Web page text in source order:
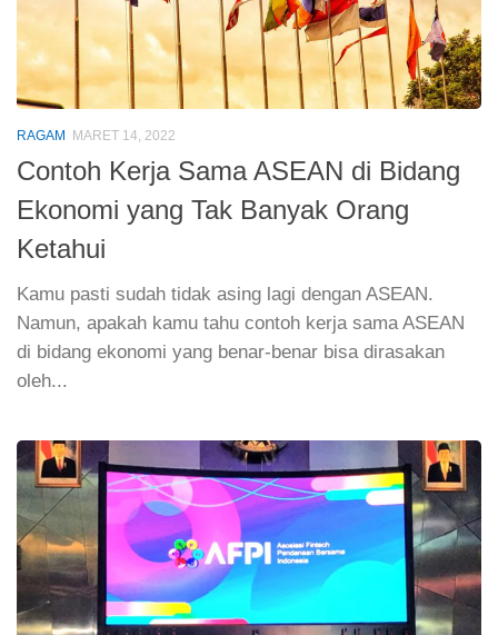
RAGAM MARET 14, 2022
Contoh Kerja Sama ASEAN di Bidang
Ekonomi yang Tak Banyak Orang
Ketahui
Kamu pasti sudah tidak asing lagi dengan ASEAN.
Namun, apakah kamu tahu contoh kerja sama ASEAN
di bidang ekonomi yang benar-benar bisa dirasakan
oleh...